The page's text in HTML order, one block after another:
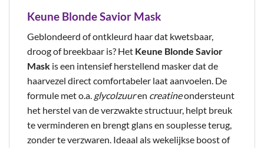
Keune Blonde Savior Mask
Geblondeerd of ontkleurd haar dat kwetsbaar,
droog of breekbaar is? Het Keune Blonde Savior
Mask is een intensief herstellend masker dat de
haarvezel direct comfortabeler laat aanvoelen. De
formule met o.a. glycolzuuren creatineondersteunt
het herstel van de verzwakte structuur, helpt breuk
te verminderen en brengt glans en souplesse terug,
zonder te verzwaren. Ideaal als wekelijkse boost of